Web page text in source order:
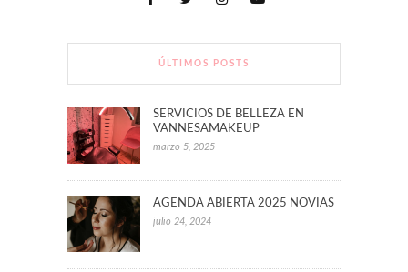
ÚLTIMOS POSTS
SERVICIOS DE BELLEZA EN
VANNESAMAKEUP
marzo 5, 2025
AGENDA ABIERTA 2025 NOVIAS
julio 24, 2024